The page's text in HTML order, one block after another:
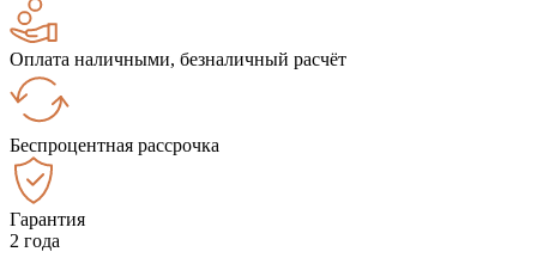
Оплата наличными, безналичный расчёт
Беспроцентная рассрочка
Гарантия
2 года